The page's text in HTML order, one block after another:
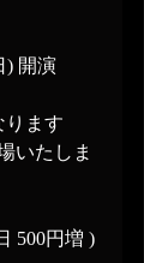
) 開演
ます
いたしま
500円増 )